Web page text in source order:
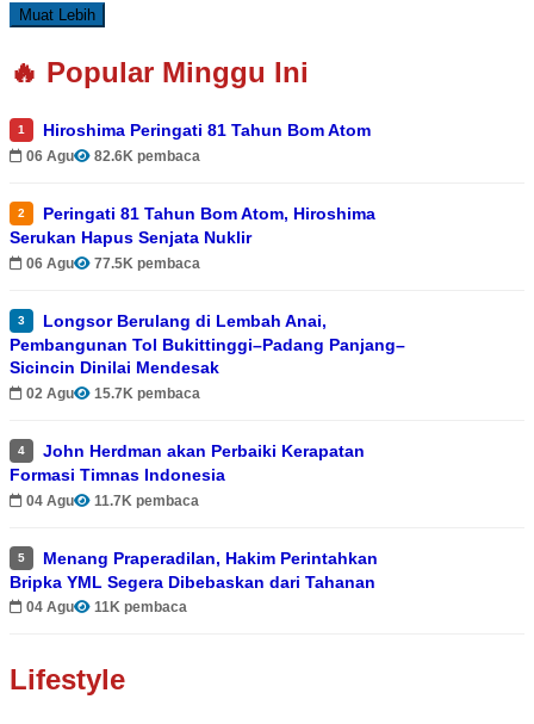
Muat Lebih
🔥 Popular Minggu Ini
1 Hiroshima Peringati 81 Tahun Bom Atom
06 Agu 82.6K pembaca
2
Peringati 81 Tahun Bom Atom, Hiroshima
Serukan Hapus Senjata Nuklir
06 Agu 77.5K pembaca
3
Longsor Berulang di Lembah Anai,
Pembangunan Tol Bukittinggi–Padang Panjang–
Sicincin Dinilai Mendesak
02 Agu 15.7K pembaca
4
John Herdman akan Perbaiki Kerapatan
Formasi Timnas Indonesia
04 Agu 11.7K pembaca
5
Menang Praperadilan, Hakim Perintahkan
Bripka YML Segera Dibebaskan dari Tahanan
04 Agu 11K pembaca
Lifestyle